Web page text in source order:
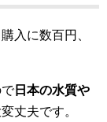
入に数百円、
日本の水質や
丈夫です。